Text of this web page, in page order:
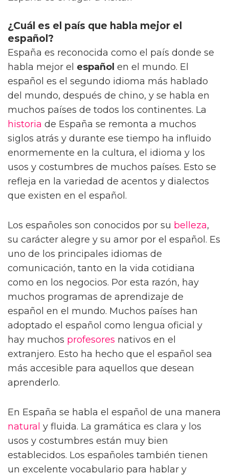
¿Cuál es el país que habla mejor el
español?
España es reconocida como el país donde se
habla mejor el español en el mundo. El
español es el segundo idioma más hablado
del mundo, después de chino, y se habla en
muchos países de todos los continentes. La
historia de España se remonta a muchos
siglos atrás y durante ese tiempo ha influido
enormemente en la cultura, el idioma y los
usos y costumbres de muchos países. Esto se
refleja en la variedad de acentos y dialectos
que existen en el español.
Los españoles son conocidos por su belleza,
su carácter alegre y su amor por el español. Es
uno de los principales idiomas de
comunicación, tanto en la vida cotidiana
como en los negocios. Por esta razón, hay
muchos programas de aprendizaje de
español en el mundo. Muchos países han
adoptado el español como lengua oficial y
hay muchos profesores nativos en el
extranjero. Esto ha hecho que el español sea
más accesible para aquellos que desean
aprenderlo.
En España se habla el español de una manera
natural y fluida. La gramática es clara y los
usos y costumbres están muy bien
establecidos. Los españoles también tienen
un excelente vocabulario para hablar y